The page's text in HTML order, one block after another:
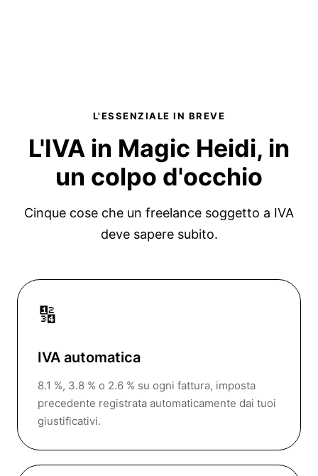
L'ESSENZIALE IN BREVE
L'IVA in Magic Heidi, in
un colpo d'occhio
Cinque cose che un freelance soggetto a IVA
deve sapere subito.
🔢
IVA automatica
8.1 %, 3.8 % o 2.6 % su ogni fattura, imposta
precedente registrata automaticamente dai tuoi
giustificativi.